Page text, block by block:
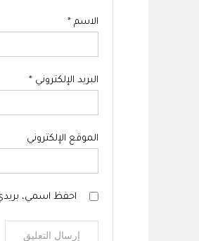
الاسم *
البريد الإلكتروني *
الموقع الإلكتروني
احفظ اسمي، بريدي